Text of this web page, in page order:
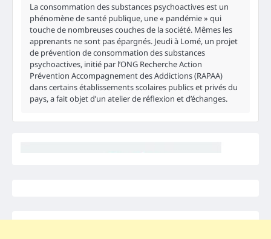
La consommation des substances psychoactives est un
phénomène de santé publique, une « pandémie » qui
touche de nombreuses couches de la société. Mêmes les
apprenants ne sont pas épargnés. Jeudi à Lomé, un projet
de prévention de consommation des substances
psychoactives, initié par l’ONG Recherche Action
Prévention Accompagnement des Addictions (RAPAA)
dans certains établissements scolaires publics et privés du
pays, a fait objet d’un atelier de réflexion et d’échanges.